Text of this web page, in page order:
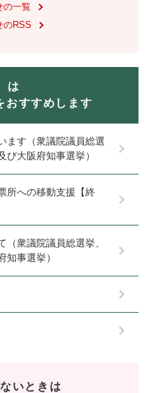
の一覧
のRSS
は
おすすめします
ます（衆議院議員総選
大阪府知事選挙）
所への移動支援【終
衆議院議員総選挙、
知事選挙）
いときは